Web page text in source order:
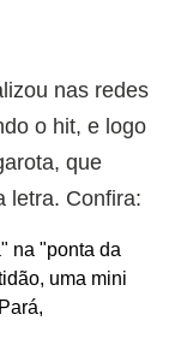
nas redes
o hit, e logo
que
letra. Confira:
na "ponta da
uma mini